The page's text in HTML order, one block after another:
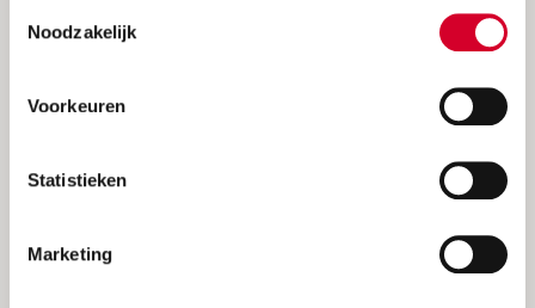
Noodzakelijk
Voorkeuren
Statistieken
Marketing
Avis zomeraanbieding 2026